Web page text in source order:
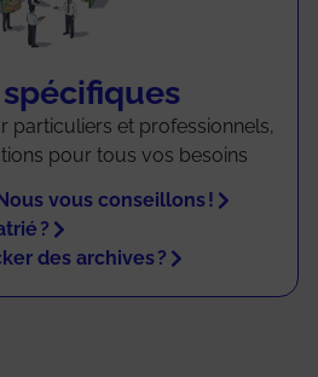
particuliers et professionnels,
pour tous vos besoins
vous conseillons !
?
des archives ?